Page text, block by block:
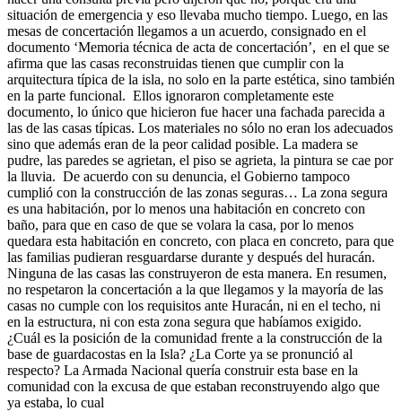
situación de emergencia y eso llevaba mucho tiempo. Luego, en las
mesas de concertación llegamos a un acuerdo, consignado en el
documento ‘Memoria técnica de acta de concertación’, en el que se
afirma que las casas reconstruidas tienen que cumplir con la
arquitectura típica de la isla, no solo en la parte estética, sino también
en la parte funcional. Ellos ignoraron completamente este
documento, lo único que hicieron fue hacer una fachada parecida a
las de las casas típicas. Los materiales no sólo no eran los adecuados
sino que además eran de la peor calidad posible. La madera se
pudre, las paredes se agrietan, el piso se agrieta, la pintura se cae por
la lluvia. De acuerdo con su denuncia, el Gobierno tampoco
cumplió con la construcción de las zonas seguras… La zona segura
es una habitación, por lo menos una habitación en concreto con
baño, para que en caso de que se volara la casa, por lo menos
quedara esta habitación en concreto, con placa en concreto, para que
las familias pudieran resguardarse durante y después del huracán.
Ninguna de las casas las construyeron de esta manera. En resumen,
no respetaron la concertación a la que llegamos y la mayoría de las
casas no cumple con los requisitos ante Huracán, ni en el techo, ni
en la estructura, ni con esta zona segura que habíamos exigido.
¿Cuál es la posición de la comunidad frente a la construcción de la
base de guardacostas en la Isla? ¿La Corte ya se pronunció al
respecto? La Armada Nacional quería construir esta base en la
comunidad con la excusa de que estaban reconstruyendo algo que
ya estaba, lo cual